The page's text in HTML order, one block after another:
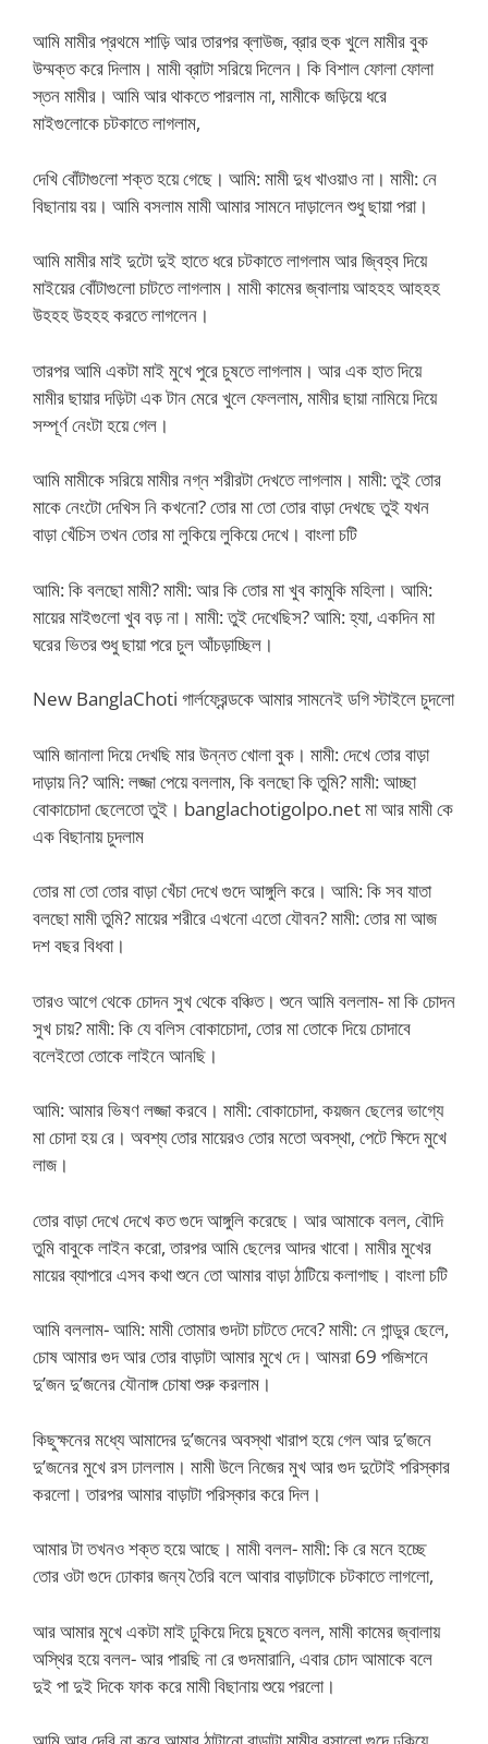
আমি মামীর প্রথমে শাড়ি আর তারপর ব্লাউজ, ব্রার হুক খুলে মামীর বুক
উম্মক্ত করে দিলাম। মামী ব্রাটা সরিয়ে দিলেন। কি বিশাল ফোলা ফোলা
স্তন মামীর। আমি আর থাকতে পারলাম না, মামীকে জড়িয়ে ধরে
মাইগুলোকে চটকাতে লাগলাম,
দেখি বোঁটাগুলো শক্ত হয়ে গেছে। আমি: মামী দুধ খাওয়াও না। মামী: নে
বিছানায় বয়। আমি বসলাম মামী আমার সামনে দাড়ালেন শুধু ছায়া পরা।
আমি মামীর মাই দুটো দুই হাতে ধরে চটকাতে লাগলাম আর জ্বিহ্ব দিয়ে
মাইয়ের বোঁটাগুলো চাটতে লাগলাম। মামী কামের জ্বালায় আহহহ আহহহ
উহহহ উহহহ করতে লাগলেন।
তারপর আমি একটা মাই মুখে পুরে চুষতে লাগলাম। আর এক হাত দিয়ে
মামীর ছায়ার দড়িটা এক টান মেরে খুলে ফেললাম, মামীর ছায়া নামিয়ে দিয়ে
সম্পূর্ণ নেংটা হয়ে গেল।
আমি মামীকে সরিয়ে মামীর নগ্ন শরীরটা দেখতে লাগলাম। মামী: তুই তোর
মাকে নেংটো দেখিস নি কখনো? তোর মা তো তোর বাড়া দেখছে তুই যখন
বাড়া খেঁচিস তখন তোর মা লুকিয়ে লুকিয়ে দেখে। বাংলা চটি
আমি: কি বলছো মামী? মামী: আর কি তোর মা খুব কামুকি মহিলা। আমি:
মায়ের মাইগুলো খুব বড় না। মামী: তুই দেখেছিস? আমি: হ্যা, একদিন মা
ঘরের ভিতর শুধু ছায়া পরে চুল আঁচড়াচ্ছিল।
New BanglaChoti গার্লফ্রেন্ডকে আমার সামনেই ডগি স্টাইলে চুদলো
আমি জানালা দিয়ে দেখছি মার উন্নত খোলা বুক। মামী: দেখে তোর বাড়া
দাড়ায় নি? আমি: লজ্জা পেয়ে বললাম, কি বলছো কি তুমি? মামী: আচ্ছা
বোকাচোদা ছেলেতো তুই। banglachotigolpo.net মা আর মামী কে
এক বিছানায় চুদলাম
তোর মা তো তোর বাড়া খেঁচা দেখে গুদে আঙ্গুলি করে। আমি: কি সব যাতা
বলছো মামী তুমি? মায়ের শরীরে এখনো এতো যৌবন? মামী: তোর মা আজ
দশ বছর বিধবা।
তারও আগে থেকে চোদন সুখ থেকে বঞ্চিত। শুনে আমি বললাম- মা কি চোদন
সুখ চায়? মামী: কি যে বলিস বোকাচোদা, তোর মা তোকে দিয়ে চোদাবে
বলেইতো তোকে লাইনে আনছি।
আমি: আমার ভিষণ লজ্জা করবে। মামী: বোকাচোদা, কয়জন ছেলের ভাগ্যে
মা চোদা হয় রে। অবশ্য তোর মায়েরও তোর মতো অবস্থা, পেটে ক্ষিদে মুখে
লাজ।
তোর বাড়া দেখে দেখে কত গুদে আঙ্গুলি করেছে। আর আমাকে বলল, বৌদি
তুমি বাবুকে লাইন করো, তারপর আমি ছেলের আদর খাবো। মামীর মুখের
মায়ের ব্যাপারে এসব কথা শুনে তো আমার বাড়া ঠাটিয়ে কলাগাছ। বাংলা চটি
আমি বললাম- আমি: মামী তোমার গুদটা চাটতে দেবে? মামী: নে গান্ডুর ছেলে,
চোষ আমার গুদ আর তোর বাড়াটা আমার মুখে দে। আমরা 69 পজিশনে
দু’জন দু’জনের যৌনাঙ্গ চোষা শুরু করলাম।
কিছুক্ষনের মধ্যে আমাদের দু’জনের অবস্থা খারাপ হয়ে গেল আর দু’জনে
দু’জনের মুখে রস ঢাললাম। মামী উলে নিজের মুখ আর গুদ দুটোই পরিস্কার
করলো। তারপর আমার বাড়াটা পরিস্কার করে দিল।
আমার টা তখনও শক্ত হয়ে আছে। মামী বলল- মামী: কি রে মনে হচ্ছে
তোর ওটা গুদে ঢোকার জন্য তৈরি বলে আবার বাড়াটাকে চটকাতে লাগলো,
আর আমার মুখে একটা মাই ঢুকিয়ে দিয়ে চুষতে বলল, মামী কামের জ্বালায়
অস্থির হয়ে বলল- আর পারছি না রে গুদমারানি, এবার চোদ আমাকে বলে
দুই পা দুই দিকে ফাক করে মামী বিছানায় শুয়ে পরলো।